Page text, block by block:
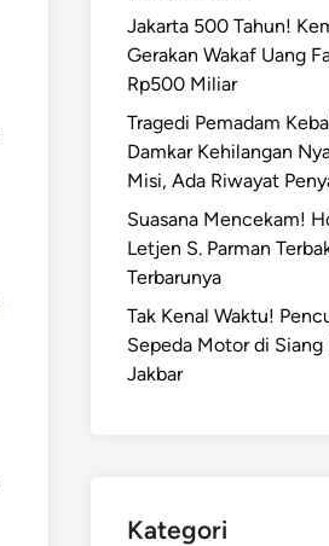
Jakarta 500 Tahun!
Gerakan Wakaf Uang
Rp500 Miliar
Tragedi Pemadam
Damkar Kehilangan
Misi, Ada Riwayat
Suasana Mencekam!
Letjen S. Parman
Terbarunya
Tak Kenal Waktu!
Sepeda Motor di Siang
Jakbar
Kategori